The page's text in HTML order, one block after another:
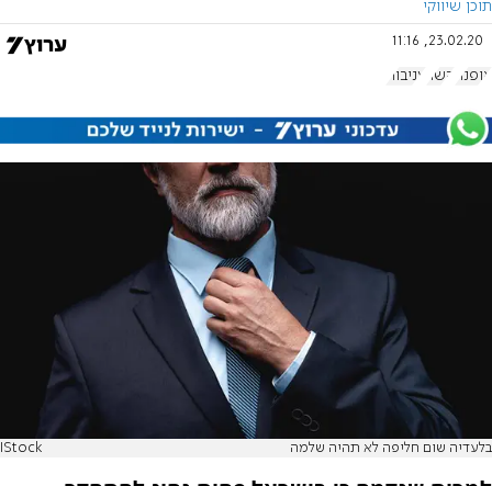
תוכן שיווקי
23.02.20, 11:16
אופנה קשר עניבות
בלעדיה שום חליפה לא תהיה שלמה IStock